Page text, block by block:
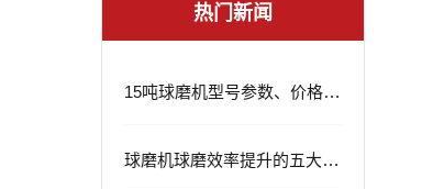
热门新闻
15吨球磨机型号参数、价格及应用领域
球磨机球磨效率提升的五大策略